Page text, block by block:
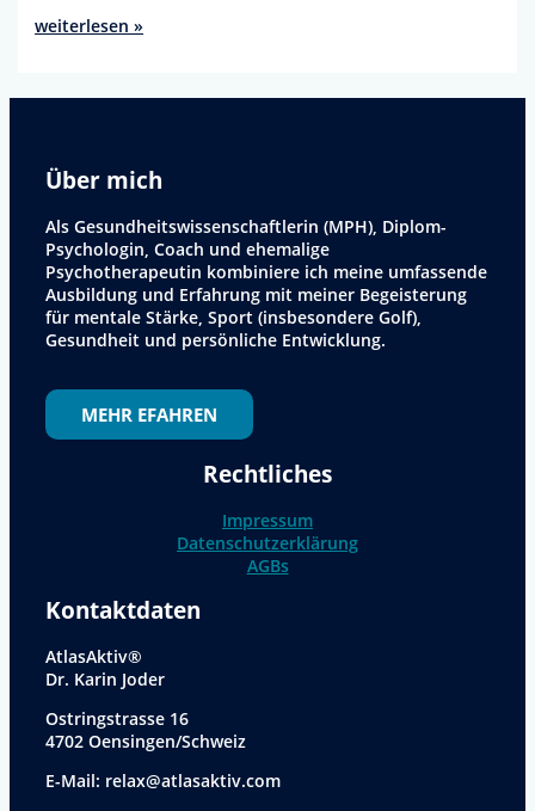
Wie
Ruhe
Golfen?
weiterlesen »
Über mich
Als Gesundheitswissenschaftlerin (MPH), Diplom-
Psychologin, Coach und ehemalige
Psychotherapeutin kombiniere ich meine umfassende
Ausbildung und Erfahrung mit meiner Begeisterung
für mentale Stärke, Sport (insbesondere Golf),
Gesundheit und persönliche Entwicklung.
MEHR EFAHREN
Rechtliches
Impressum
Datenschutzerklärung
AGBs
Kontaktdaten
AtlasAktiv®
Dr. Karin Joder
Ostringstrasse 16
4702 Oensingen/Schweiz
E-Mail: relax@atlasaktiv.com